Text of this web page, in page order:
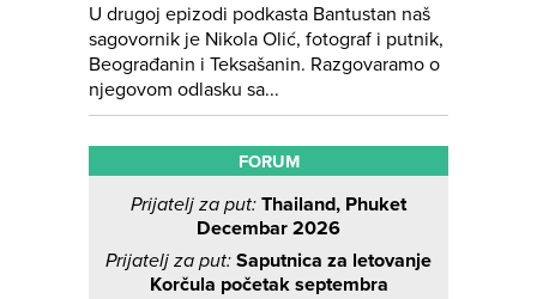
U drugoj epizodi podkasta Bantustan naš
sagovornik je Nikola Olić, fotograf i putnik,
Beograđanin i Teksašanin. Razgovaramo o
njegovom odlasku sa...
FORUM
Prijatelj za put: Thailand, Phuket
Decembar 2026
Prijatelj za put: Saputnica za letovanje
Korčula početak septembra